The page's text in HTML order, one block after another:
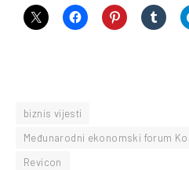
biznis vijesti
Međunarodni ekonomski forum
Revicon